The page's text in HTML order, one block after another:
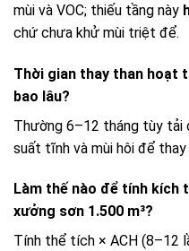
mùi và VOC; thiếu tầng này
chứ chưa khử mùi triệt để.
Thời gian thay than hoạt
bao lâu?
Thường 6–12 tháng tùy tải
suất tĩnh và mùi hôi để thay
Làm thế nào để tính kích
xưởng sơn 1.500 m³?
Tính thể tích × ACH (8–12